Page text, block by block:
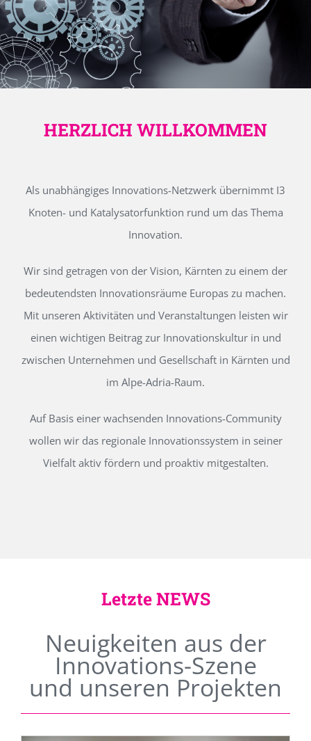
HERZLICH WILLKOMMEN
Als unabhängiges Innovations-Netzwerk übernimmt I3
Knoten- und Katalysatorfunktion rund um das Thema
Innovation.
Wir sind getragen von der Vision, Kärnten zu einem der
bedeutendsten Innovationsräume Europas zu machen.
Mit unseren Aktivitäten und Veranstaltungen leisten wir
einen wichtigen Beitrag zur Innovationskultur in und
zwischen Unternehmen und Gesellschaft in Kärnten und
im Alpe-Adria-Raum.
Auf Basis einer wachsenden Innovations-Community
wollen wir das regionale Innovationssystem in seiner
Vielfalt aktiv fördern und proaktiv mitgestalten.
Letzte NEWS
Neuigkeiten aus der
Innovations-Szene
und unseren Projekten